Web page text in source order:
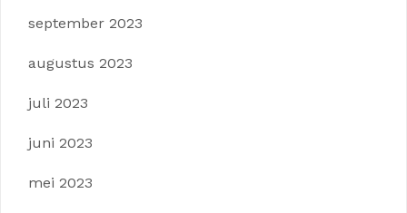
september 2023
augustus 2023
juli 2023
juni 2023
mei 2023